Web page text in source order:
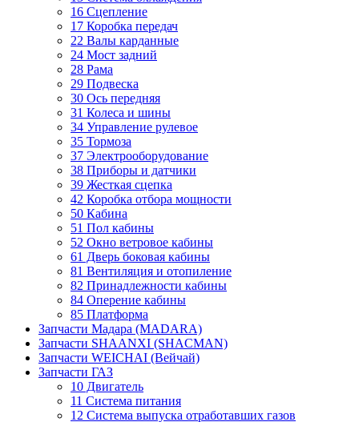
16 Сцепление
17 Коробка передач
22 Валы карданные
24 Мост задний
28 Рама
29 Подвеска
30 Ось передняя
31 Колеса и шины
34 Управление рулевое
35 Тормоза
37 Электрооборудование
38 Приборы и датчики
39 Жесткая сцепка
42 Коробка отбора мощности
50 Кабина
51 Пол кабины
52 Окно ветровое кабины
61 Дверь боковая кабины
81 Вентиляция и отопиление
82 Принадлежности кабины
84 Оперение кабины
85 Платформа
Запчасти Мадара (MADARA)
Запчасти SHAANXI (SHACMAN)
Запчасти WEICHAI (Вейчай)
Запчасти ГАЗ
10 Двигатель
11 Система питания
12 Система выпуска отработавших газов